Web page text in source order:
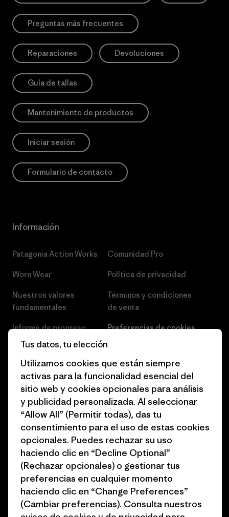
Preguntas más frecuentes
Reparaciones Devoluciones
Guía de tallas
Mantenimiento de productos
Iniciar sesión
Formulario de contacto
Información
Patagonia Action Works
Worn Wear
Nuestros valores
fundamentales
Informe de progreso
Business Unusual
Objetivos climáticos
1% for the Planet
Cómo financiamos
Tarjetas regalo
Encuentra una tienda
Comunidad Pro
Política de privacidad
Términos y condiciones
de venta
Preferencias de cookies
Empleo
Prensa
Programa para profesionales
del sector
Programa de afiliados
Mapa del sitio Patagonia
España
Tus datos, tu elección
Utilizamos cookies que están siempre
activas para la funcionalidad esencial del
sitio web y cookies opcionales para análisis
y publicidad personalizada. Al seleccionar
“Allow All” (Permitir todas), das tu
consentimiento para el uso de estas cookies
opcionales. Puedes rechazar su uso
haciendo clic en “Decline Optional”
(Rechazar opcionales) o gestionar tus
preferencias en cualquier momento
haciendo clic en “Change Preferences”
(Cambiar preferencias). Consulta nuestros